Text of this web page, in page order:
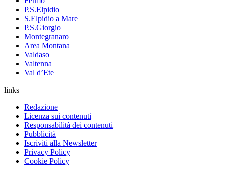
P.S.Elpidio
S.Elpidio a Mare
P.S.Giorgio
Montegranaro
Area Montana
Valdaso
Valtenna
Val d’Ete
links
Redazione
Licenza sui contenuti
Responsabilità dei contenuti
Pubblicità
Iscriviti alla Newsletter
Privacy Policy
Cookie Policy